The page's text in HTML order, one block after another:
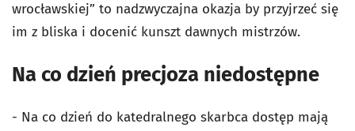
wrocławskiej” to nadzwyczajna okazja by przyjrzeć się
im z bliska i docenić kunszt dawnych mistrzów.
Na co dzień precjoza niedostępne
- Na co dzień do katedralnego skarbca dostęp mają